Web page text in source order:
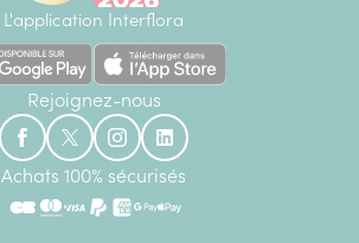
L'application Interflora
Rejoignez-nous
Achats 100% sécurisés